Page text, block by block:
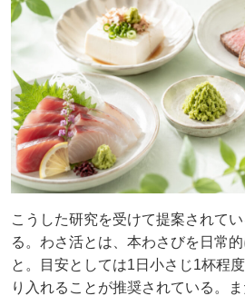
こうした研究を受けて提案されて
る。わさ活とは、本わさびを日常
と。目安としては1日小さじ1杯程
り入れることが推奨されている。